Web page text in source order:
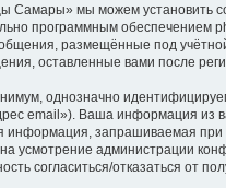
Самары» мы можем установить
программным
размещённые под
оставленные вами после
однозначно
email»). Ваша информация из
информация, запрашиваемая
усмотрение администрации
согласиться/отказаться от